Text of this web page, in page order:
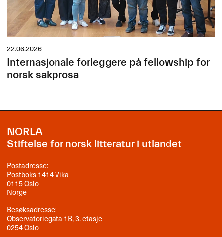
22.06.2026
Internasjonale forleggere på fellowship for
norsk sakprosa
NORLA
Stiftelse for norsk litteratur i utlandet
Postadresse:
Postboks 1414 Vika
0115 Oslo
Norge
Besøksadresse:
Observatoriegata 1B, 3. etasje
0254 Oslo